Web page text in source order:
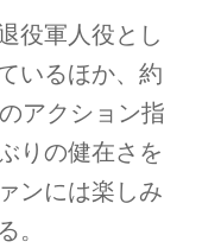
役軍人役とし
いるほか、約
アクション指
りの健在さを
ンには楽しみ
。